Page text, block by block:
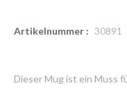
Artikelnummer : 30891
Dieser Mug ist ein Muss